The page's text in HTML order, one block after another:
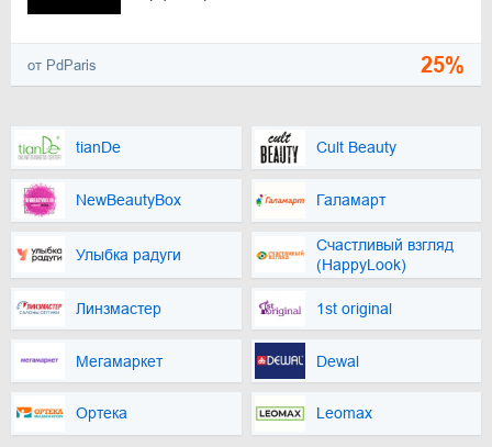
от PdParis 25%
tianDe Cult Beauty
NewBeautyBox Галамарт
Улыбка радуги
Счастливый взгляд
(HappyLook)
Линзмастер 1st original
Мегамаркет Dewal
Ортека Leomax